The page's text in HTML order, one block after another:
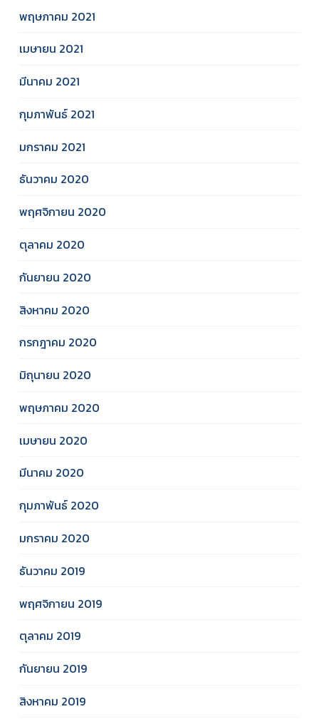
พฤษภาคม 2021
เมษายน 2021
มีนาคม 2021
กุมภาพันธ์ 2021
มกราคม 2021
ธันวาคม 2020
พฤศจิกายน 2020
ตุลาคม 2020
กันยายน 2020
สิงหาคม 2020
กรกฎาคม 2020
มิถุนายน 2020
พฤษภาคม 2020
เมษายน 2020
มีนาคม 2020
กุมภาพันธ์ 2020
มกราคม 2020
ธันวาคม 2019
พฤศจิกายน 2019
ตุลาคม 2019
กันยายน 2019
สิงหาคม 2019